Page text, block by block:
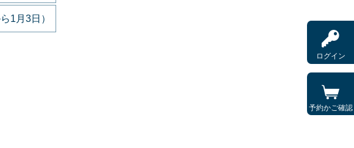
ログイン
予約かご確認
1月3日）